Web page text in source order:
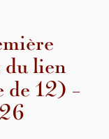
du lien
de 12) –